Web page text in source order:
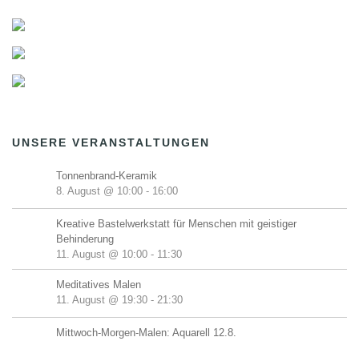
UNSERE VERANSTALTUNGEN
Tonnenbrand-Keramik
8. August @ 10:00 - 16:00
Kreative Bastelwerkstatt für Menschen mit geistiger
Behinderung
11. August @ 10:00 - 11:30
Meditatives Malen
11. August @ 19:30 - 21:30
Mittwoch-Morgen-Malen: Aquarell 12.8.